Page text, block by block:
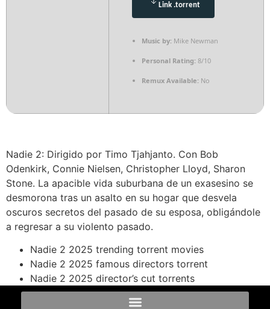
Link .torrent
Music by: Mike Newman
Personal Rating: 8/10
Remux Available: No
Nadie 2: Dirigido por Timo Tjahjanto. Con Bob
Odenkirk, Connie Nielsen, Christopher Lloyd, Sharon
Stone. La apacible vida suburbana de un exasesino se
desmorona tras un asalto en su hogar que desvela
oscuros secretos del pasado de su esposa, obligándole
a regresar a su violento pasado.
Nadie 2 2025 trending torrent movies
Nadie 2 2025 famous directors torrent
Nadie 2 2025 director’s cut torrents